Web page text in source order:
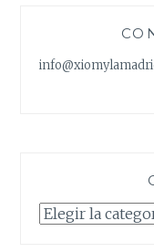
Categorías